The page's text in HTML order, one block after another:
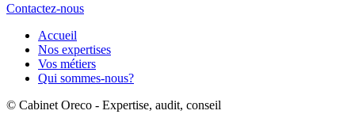
Contactez-nous
Accueil
Nos expertises
Vos métiers
Qui sommes-nous?
© Cabinet Oreco - Expertise, audit, conseil